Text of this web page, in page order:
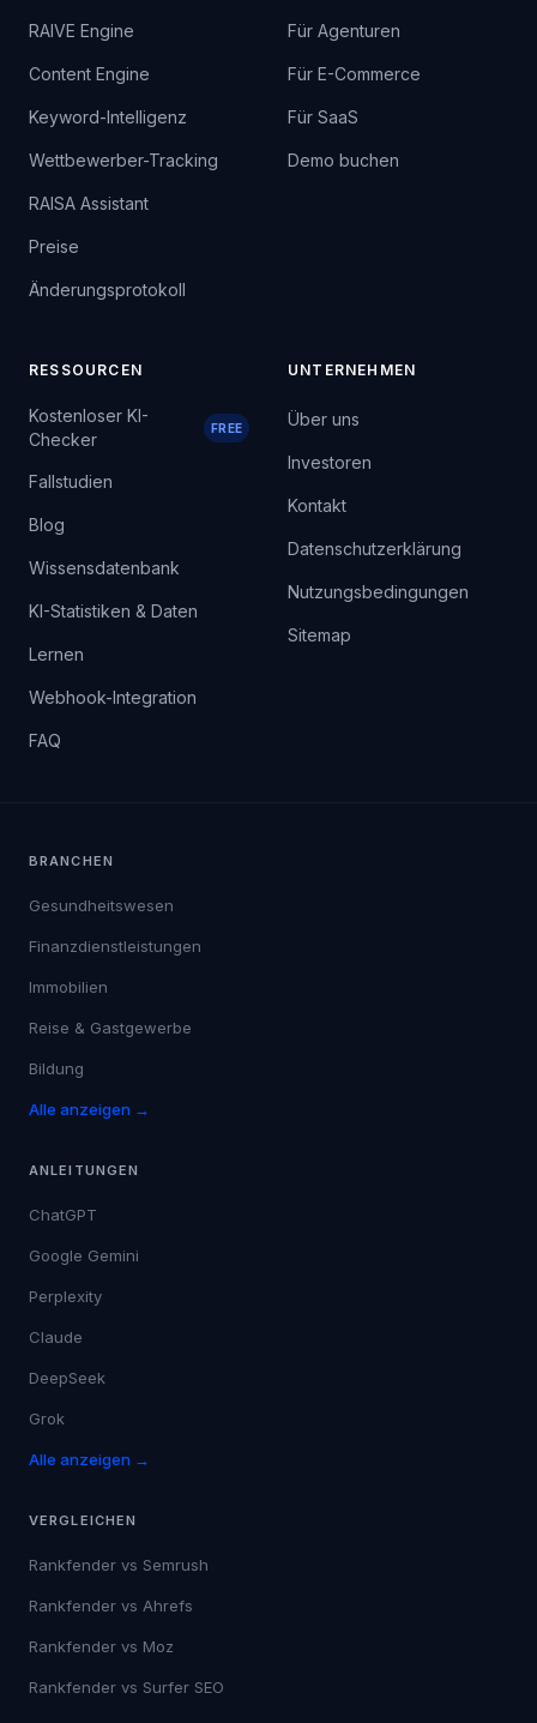
RAIVE Engine
Content Engine
Keyword-Intelligenz
Wettbewerber-Tracking
RAISA Assistant
Preise
Änderungsprotokoll
Für Agenturen
Für E-Commerce
Für SaaS
Demo buchen
RESSOURCEN
Kostenloser KI-
Checker
FREE
Fallstudien
Blog
Wissensdatenbank
KI-Statistiken & Daten
Lernen
Webhook-Integration
FAQ
UNTERNEHMEN
Über uns
Investoren
Kontakt
Datenschutzerklärung
Nutzungsbedingungen
Sitemap
BRANCHEN
Gesundheitswesen
Finanzdienstleistungen
Immobilien
Reise & Gastgewerbe
Bildung
Alle anzeigen →
ANLEITUNGEN
ChatGPT
Google Gemini
Perplexity
Claude
DeepSeek
Grok
Alle anzeigen →
VERGLEICHEN
Rankfender vs Semrush
Rankfender vs Ahrefs
Rankfender vs Moz
Rankfender vs Surfer SEO